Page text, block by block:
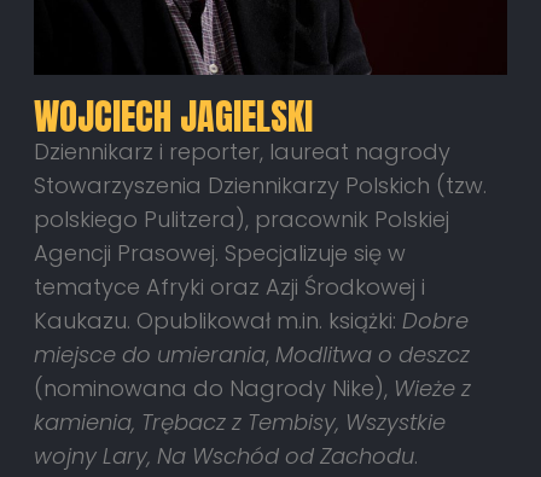
WOJCIECH JAGIELSKI
Dziennikarz i reporter, laureat nagrody
Stowarzyszenia Dziennikarzy Polskich (tzw.
polskiego Pulitzera), pracownik Polskiej
Agencji Prasowej. Specjalizuje się w
tematyce Afryki oraz Azji Środkowej i
Kaukazu. Opublikował m.in. książki: Dobre
miejsce do umierania, Modlitwa o deszcz
(nominowana do Nagrody Nike), Wieże z
kamienia, Trębacz z Tembisy, Wszystkie
wojny Lary, Na Wschód od Zachodu.